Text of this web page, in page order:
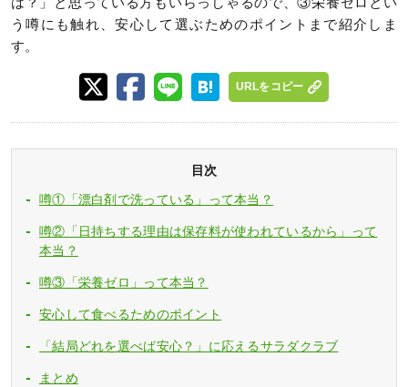
う噂にも触れ、安心して選ぶためのポイントまで紹介しま
す。
URLをコピー
目次
噂①「漂白剤で洗っている」って本当？
噂②「日持ちする理由は保存料が使われているから」って
本当？
噂③「栄養ゼロ」って本当？
安心して食べるためのポイント
「結局どれを選べば安心？」に応えるサラダクラブ
まとめ